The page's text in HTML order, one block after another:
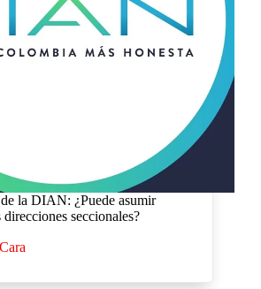
la DIAN: ¿Puede asumir
seccionales?